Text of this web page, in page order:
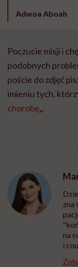
Adwoa Aboah
Poczucie misji i
podobnych
poście do zdjęć
imieniu tych,
chorobę„.
zna
na
i